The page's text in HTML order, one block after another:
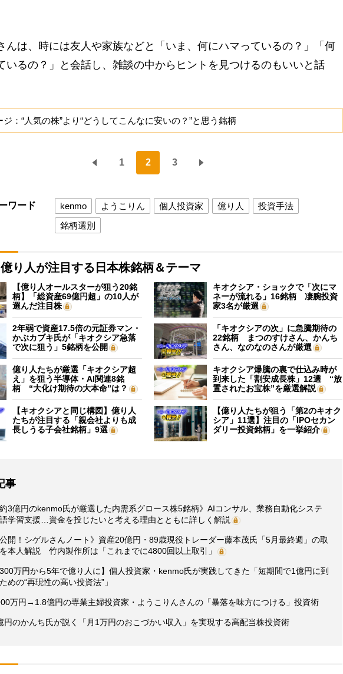
は、時には友人や家族などと「いま、何にハマっているの？」「何
いるの？」と会話し、雑談の中からヒントを見つけるのもいいと話
ジ：“人気の株”より“どうしてこんなに安いの？”と思う銘柄
1 2 3
ワード kenmo ようこりん 個人投資家 億り人
投資手法
銘柄選別
億り人が注目する日本株銘柄＆テーマ
【億り人オールスターが狙う20銘
柄】「総資産69億円超」の10人が
選んだ注目株
キオクシア・ショックで「次にマ
ネーが流れる」16銘柄 凄腕投資
家3名が厳選
2年弱で資産17.5倍の元証券マン・
かぶカブキ氏が「キオクシア急落
で次に狙う」5銘柄を公開
「キオクシアの次」に急騰期待の
22銘柄 まつのすけさん、かんち
さん、なのなのさんが厳選
億り人たちが厳選「キオクシア超
え」を狙う半導体・AI関連8銘
柄 “大化け期待の大本命”は？
キオクシア爆騰の裏で仕込み時が
到来した「割安成長株」12選 “放
置されたお宝株”を厳選解説
【キオクシアと同じ構図】億り人
たちが注目する「親会社よりも成
長しうる子会社銘柄」9選
【億り人たちが狙う「第2のキオク
シア」11選】注目の「IPOセカン
ダリー投資銘柄」を一挙紹介
事
約3億円のkenmo氏が厳選した内需系グロース株5銘柄》AIコンサル、業務自動化システ
学習支援…資金を投じたいと考える理由とともに詳しく解説
公開！シゲルさんノート》資産20億円・89歳現役トレーダー藤本茂氏「5月最終週」の取
本人解説 竹内製作所は「これまでに4800回以上取引」
300万円から5年で億り人に】個人投資家・kenmo氏が実践してきた「短期間で1億円に到
めの“再現性の高い投資法”」
万円→1.8億円の専業主婦投資家・ようこりんさんの「暴落を味方につける」投資術
円のかんち氏が説く「月1万円のおこづかい収入」を実現する高配当株投資術